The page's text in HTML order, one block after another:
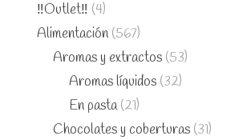
‼️Outlet‼️ (4)
Alimentación (567)
Aromas y extractos (53)
Aromas líquidos (32)
En pasta (21)
Chocolates y coberturas (31)